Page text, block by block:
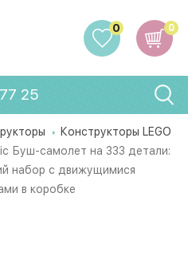
0
0
25
Конструкторы LEGO
Буш-самолет на 333 детали:
набор с движущимися
в коробке